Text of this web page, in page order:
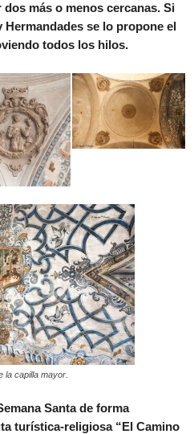
más o menos cercanas. Si
Hermandades se lo propone el
todos los hilos.
la capilla mayor.
Santa de forma
turística-religiosa “El Camino